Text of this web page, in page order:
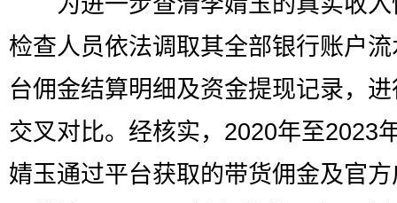
检查人员依法调取其全部银行账户
台佣金结算明细及资金提现记录，
交叉对比。经核实，2020年至2023
婧玉通过平台获取的带货佣金及官